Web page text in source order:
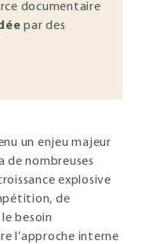
documentaire
par des
un enjeu majeur
de nombreuses
explosive
de
besoin
l’approche interne